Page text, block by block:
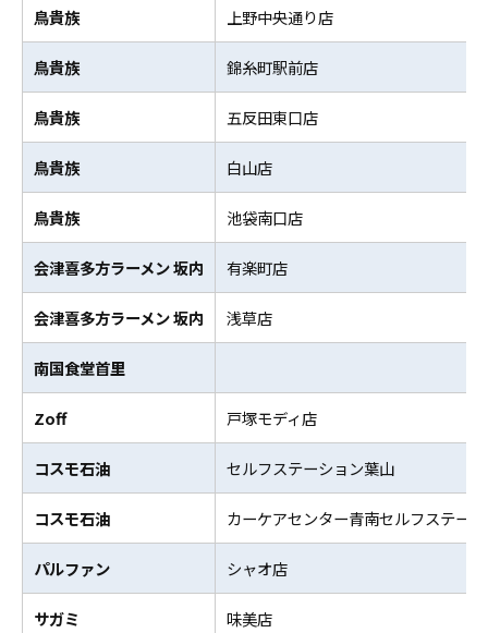
鳥貴族 上野中央通り店
鳥貴族 錦糸町駅前店
鳥貴族 五反田東口店
鳥貴族 白山店
鳥貴族 池袋南口店
会津喜多方ラーメン 坂内 有楽町店
会津喜多方ラーメン 坂内 浅草店
南国食堂首里
Zoff 戸塚モディ店
コスモ石油 セルフステーション葉山
コスモ石油 カーケアセンター青南セルフステー
パルファン シャオ店
サガミ 味美店